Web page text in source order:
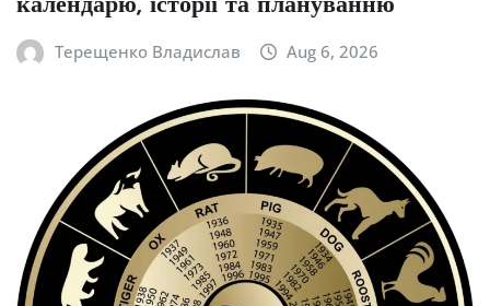
календарю, історії та плануванню
Терещенко Владислав Aug 6, 2026